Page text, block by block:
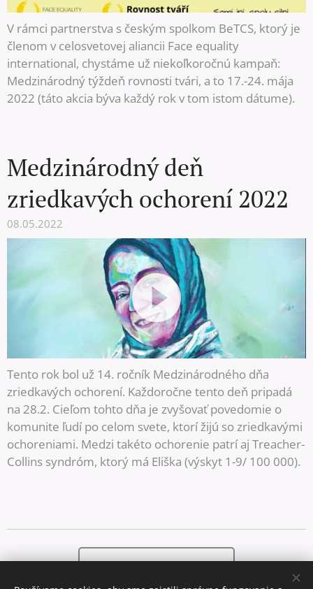
V rámci partnerstva s českým spolkom BeTCS, ktorý je
členom v celosvetovej aliancii Face equality
international, chystáme už niekoľkoročnú kampaň:
Medzinárodný týždeň rovnosti tvári, a to 17.-24. mája
2022 (táto akcia býva každý rok v tom istom dátume).
Medzinárodný deň
zriedkavých ochorení 2022
08.05.2022
Tento rok bol už 14. ročník Medzinárodného dňa
zriedkavých ochorení. Každoročne tento deň pripadá
na 28.2. Cieľom tohto dňa je zvyšovať povedomie o
komunite ľudí po celom svete, ktorí žijú so zriedkavými
ochoreniami. Medzi takéto ochorenie patrí aj Treacher-
Collins syndróm, ktorý má Eliška (výskyt 1-9/ 100 000).